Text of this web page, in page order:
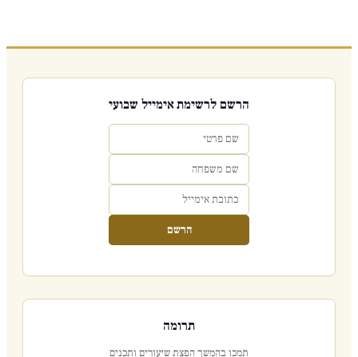
הרשם לרשימת אימייל שבועי
הרשם
תרומה
תמכו בהמשך הפצת שיעורים ותכנים